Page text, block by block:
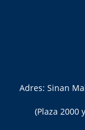
Adres: Sinan
(Plaza 2000